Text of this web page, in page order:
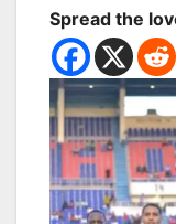
Spread the